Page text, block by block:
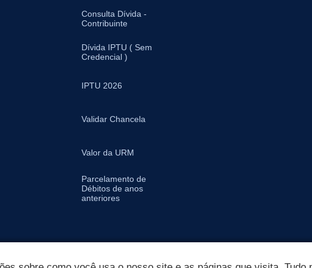
Consulta Dívida -
Contribuinte
Dívida IPTU ( Sem
Credencial )
IPTU 2026
Validar Chancela
Valor da URM
Parcelamento de
Débitos de anos
anteriores